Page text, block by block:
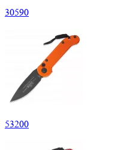
30590
53200